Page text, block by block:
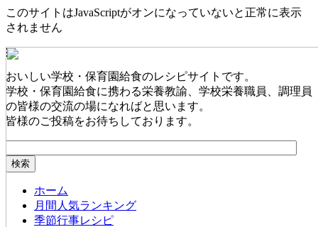
このサイトはJavaScriptがオンになっていないと正常に表示
されません
おいしい学校・保育園給食のレシピサイトです。
学校・保育園給食に携わる栄養教諭、学校栄養職員、調理員
の皆様の交流の場になればと思います。
皆様のご投稿をお待ちしております。
ホーム
月間人気ランキング
季節行事レシピ